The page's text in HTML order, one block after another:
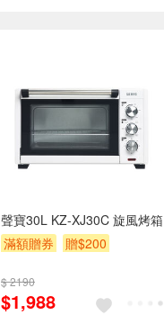
聲寶30L KZ-XJ30C 旋風烤箱
滿額贈券
贈$200
$ 2190
$1,988